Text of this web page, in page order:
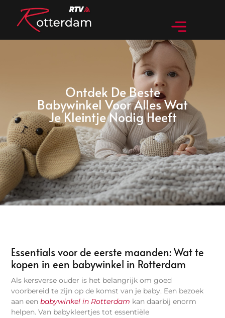
Ontdek De Beste
Babywinkel Voor Alles Wat
Je Kleintje Nodig Heeft
Essentials voor de eerste maanden: Wat te
kopen in een babywinkel in Rotterdam
Als kersverse ouder is het belangrijk om goed
voorbereid te zijn op de komst van je baby. Een bezoek
aan eenbabywinkel in Rotterdam kan daarbij enorm
helpen. Van babykleertjes tot essentiële